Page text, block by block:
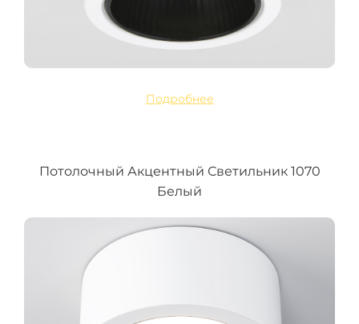
Подробнее
Потолочный Акцентный Светильник 1070
Белый